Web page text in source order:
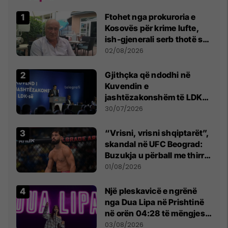
Ftohet nga prokuroria e
Kosovës për krime lufte,
ish-gjenerali serb thotë se
dikush e tradhtoi në
02/08/2026
Gjithçka që ndodhi në
Kuvendin e
jashtëzakonshëm të LDK-
së
30/07/2026
“Vrisni, vrisni shqiptarët”,
skandal në UFC Beograd:
Buzukja u përball me thirrje
anti-shqiptare nga
01/08/2026
Një pleskavicë e ngrënë
nga Dua Lipa në Prishtinë
në orën 04:28 të mëngjesit
- dhe bota digjitale serbe
03/08/2026